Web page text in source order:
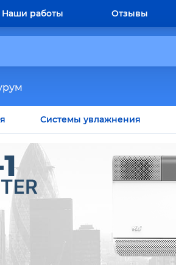
Наши работы Отзывы
Системы увлажнения